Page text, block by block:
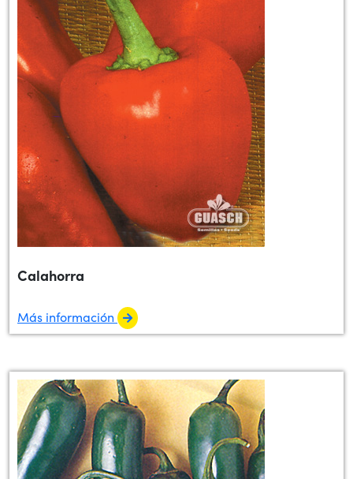
Calahorra
Más información